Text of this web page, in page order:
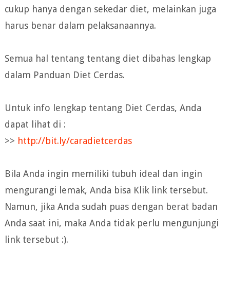
cukup hanya dengan sekedar diet, melainkan juga
harus benar dalam pelaksanaannya.
Semua hal tentang tentang diet dibahas lengkap
dalam Panduan Diet Cerdas.
Untuk info lengkap tentang Diet Cerdas, Anda
dapat lihat di :
>> http://bit.ly/caradietcerdas
Bila Anda ingin memiliki tubuh ideal dan ingin
mengurangi lemak, Anda bisa Klik link tersebut.
Namun, jika Anda sudah puas dengan berat badan
Anda saat ini, maka Anda tidak perlu mengunjungi
link tersebut :).